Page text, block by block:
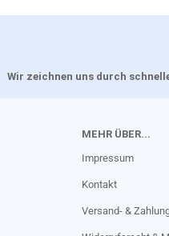
Wir zeichnen uns durch
MEHR ÜBER...
Impressum
Kontakt
Versand- &